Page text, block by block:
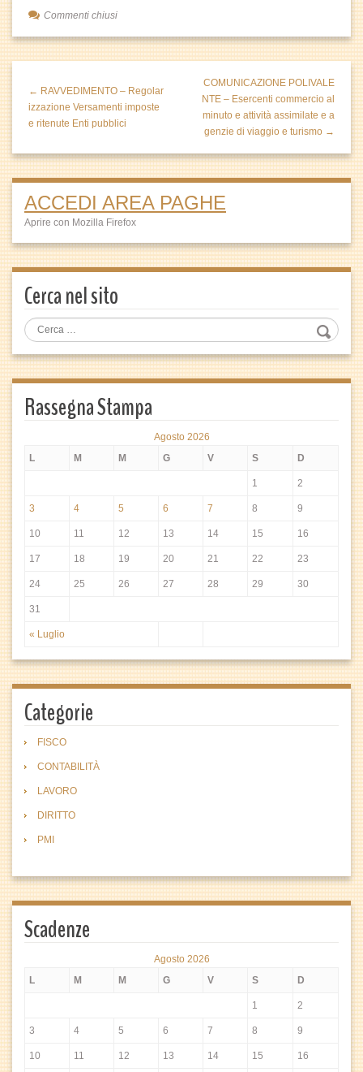
Commenti chiusi
← RAVVEDIMENTO – Regolar
izzazione Versamenti imposte
e ritenute Enti pubblici
COMUNICAZIONE POLIVALE
NTE – Esercenti commercio al
minuto e attività assimilate e a
genzie di viaggio e turismo →
ACCEDI AREA PAGHE
Aprire con Mozilla Firefox
Cerca nel sito
Rassegna Stampa
Agosto 2026
L
M M G V S D
« Luglio
1 2
3 4 5 6 7 8 9
10 11 12 13 14 15 16
17 18 19 20 21 22 23
24 25 26 27 28 29 30
31
Categorie
FISCO
CONTABILITÀ
LAVORO
DIRITTO
PMI
Scadenze
Agosto 2026
L
M M G V S D
1 2
3 4 5 6 7 8 9
10 11 12 13 14 15 16